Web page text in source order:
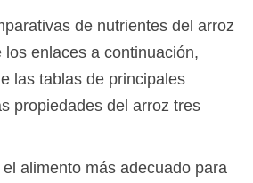
de nutrientes del arroz
enlaces a continuación,
las tablas de principales
propiedades del arroz tres
alimento más adecuado para